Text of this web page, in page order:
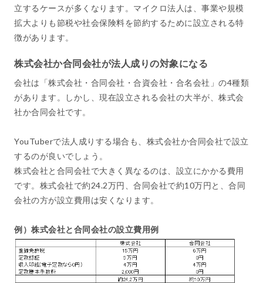
立するケースが多くなります。マイクロ法人は、事業や規模
拡大よりも節税や社会保険料を節約するために設立される特
徴があります。
株式会社か合同会社が法人成りの対象になる
会社は「株式会社・合同会社・合資会社・合名会社」の4種類
があります。しかし、現在設立される会社の大半が、株式会
社か合同会社です。
YouTuberで法人成りする場合も、株式会社か合同会社で設立
するのが良いでしょう。
株式会社と合同会社で大きく異なるのは、設立にかかる費用
です。株式会社で約24.2万円、合同会社で約10万円と、合同
会社の方が設立費用は安くなります。
例）株式会社と合同会社の設立費用例